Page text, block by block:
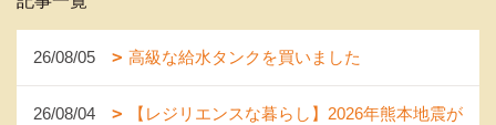
26/08/05 高級な給水タンクを買いました
26/08/04
【レジリエンスな暮らし】2026年熊本地震が